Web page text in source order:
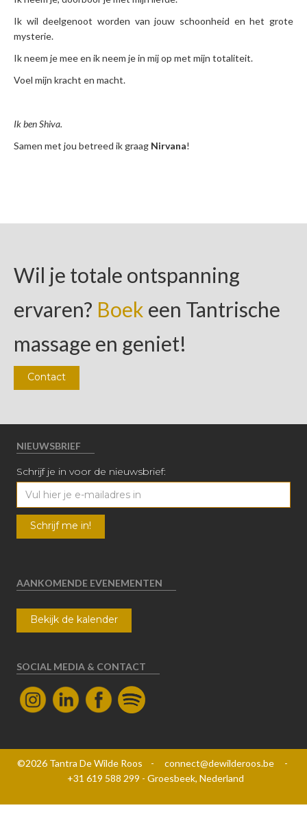
Ik wil deelgenoot worden van jouw schoonheid en het grote
mysterie.
Ik neem je mee en ik neem je in mij op met mijn totaliteit.
Voel mijn kracht en macht.
Ik ben Shiva.
Samen met jou betreed ik graag Nirvana!
Wil je totale ontspanning
ervaren? Boek een Tantrische
massage en geniet!
Contact
NIEUWSBRIEF
Schrijf je in voor de nieuwsbrief:
AANKOMENDE EVENEMENTEN
Bekijk de kalender
SOCIAL MEDIA & CONTACT
©2026 Tantra De Wilde Roos - connect@dewilderoos.be -
+31 619 588 299 - Groesbeek, Nederland